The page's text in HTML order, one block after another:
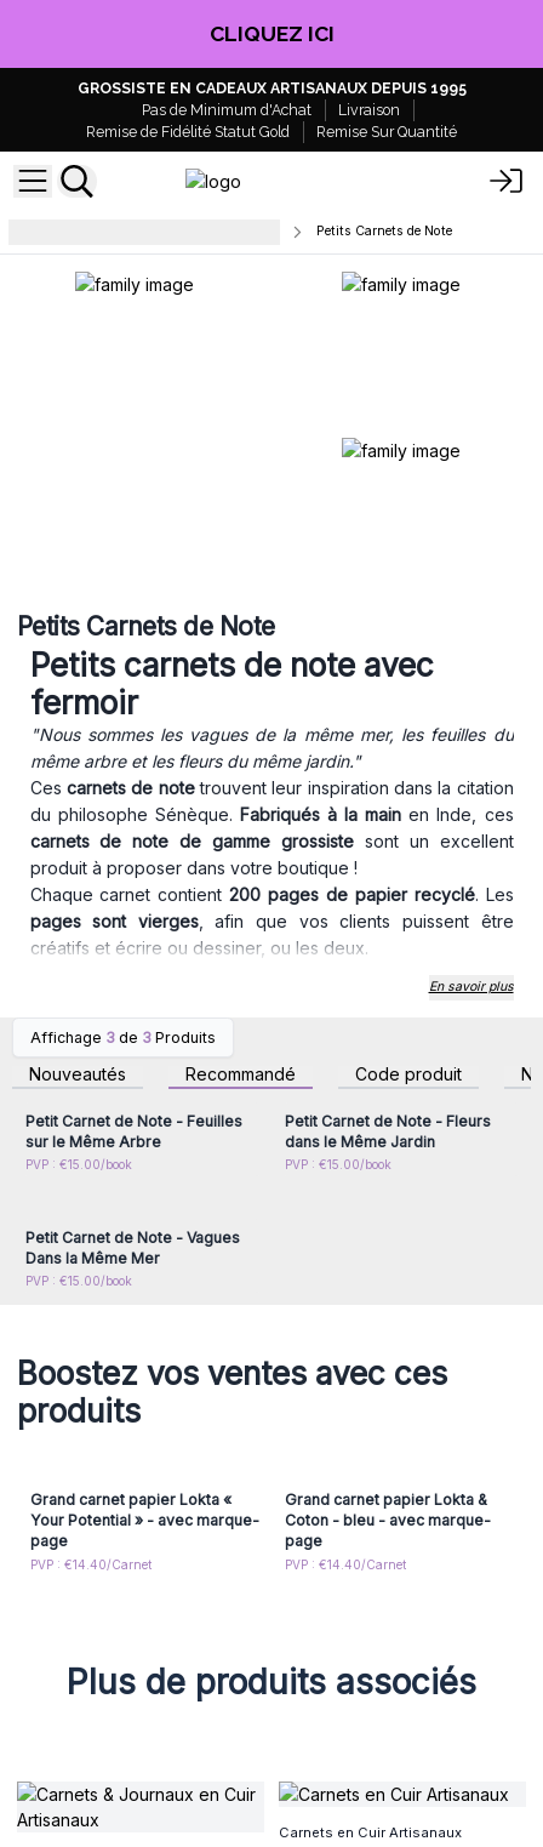
CLIQUEZ ICI
GROSSISTE EN CADEAUX ARTISANAUX DEPUIS 1995
Pas de Minimum d'Achat
Livraison
Remise de Fidélité Statut Gold
Remise Sur Quantité
Petits Carnets de Note
Petits Carnets de Note
Petits carnets de note avec
fermoir
"Nous sommes les vagues de la même mer, les feuilles du
même arbre et les fleurs du même jardin."
Ces carnets de notetrouvent leur inspiration dans la citation
du philosophe Sénèque. Fabriqués à la main en Inde, ces
carnets de note de gamme grossiste sont un excellent
produit à proposer dans votre boutique !
Chaque carnet contient200 pages de papier recyclé. Les
pages sont vierges, afin que vos clients puissent être
créatifs et écrire ou dessiner, ou les deux.
coco. Parfait pour offrir, ils conviendront forcément à votre
Faciles à afficher et à présenteren magasin - article de
citations tendances.
200 pages de papier éco-responsable * Format : 18 x 12,5
En savoir plus
Affichage 3 de 3 Produits
Nouveautés Recommandé Code produit
Connectez-vous ou
inscrivez-vous pour
accéder aux prix de gros
Petit Carnet de Note - Feuilles
sur le Même Arbre
PVP : €15.00/book
inscrivez-vous pour
accéder aux prix de gros
Petit Carnet de Note - Fleurs
dans le Même Jardin
PVP : €15.00/book
Connectez-vous ou
Petit Carnet de Note - Vagues
Dans la Même Mer
PVP : €15.00/book
Boostez vos ventes avec ces
produits
Grand carnet papier Lokta «
Your Potential » - avec marque-
page
PVP : €14.40/Carnet
Grand carnet papier Lokta &
Coton - bleu - avec marque-
page
PVP : €14.40/Carnet
Plus de produits associés
Carnets en Cuir Artisanaux